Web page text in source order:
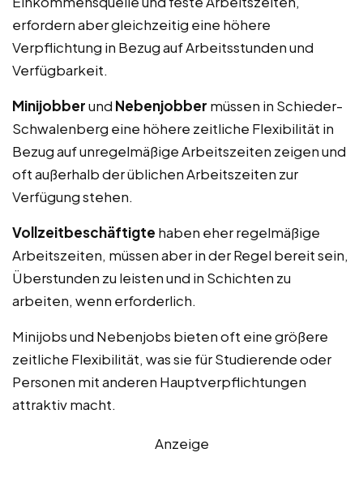
erfordern aber gleichzeitig eine höhere
Verpflichtung in Bezug auf Arbeitsstunden und
Verfügbarkeit.
Minijobberund Nebenjobber müssen in Schieder-
Schwalenberg eine höhere zeitliche Flexibilität in
Bezug auf unregelmäßige Arbeitszeiten zeigen und
oft außerhalb der üblichen Arbeitszeiten zur
Verfügung stehen.
Vollzeitbeschäftigte haben eher regelmäßige
Arbeitszeiten, müssen aber in der Regel bereit sein,
Überstunden zu leisten und in Schichten zu
arbeiten, wenn erforderlich.
Minijobs und Nebenjobs bieten oft eine größere
zeitliche Flexibilität, was sie für Studierende oder
Personen mit anderen Hauptverpflichtungen
attraktiv macht.
Anzeige